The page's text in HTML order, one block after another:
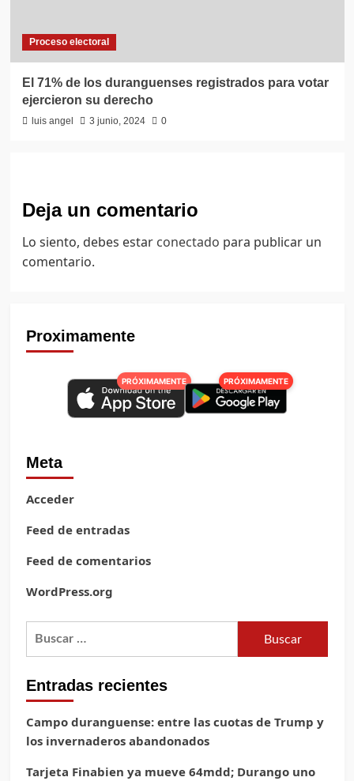
Proceso electoral
El 71% de los duranguenses registrados para votar
ejercieron su derecho
luis angel 3 junio, 2024 0
Deja un comentario
Lo siento, debes estar conectado para publicar un
comentario.
Proximamente
PRÓXIMAMENTE PRÓXIMAMENTE
Meta
Acceder
Feed de entradas
Feed de comentarios
WordPress.org
Buscar:
Entradas recientes
Campo duranguense: entre las cuotas de Trump y
los invernaderos abandonados
Tarjeta Finabien ya mueve 64mdd; Durango uno